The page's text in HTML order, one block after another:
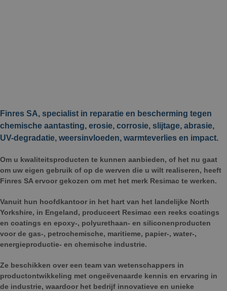
Finres SA, specialist in reparatie en bescherming tegen
chemische aantasting, erosie, corrosie, slijtage, abrasie,
UV-degradatie, weersinvloeden, warmteverlies en impact.
Om u kwaliteitsproducten te kunnen aanbieden, of het nu gaat
om uw eigen gebruik of op de werven die u wilt realiseren, heeft
Finres SA ervoor gekozen om met het merk Resimac te werken.
Vanuit hun hoofdkantoor in het hart van het landelijke North
Yorkshire, in Engeland, produceert Resimac een reeks coatings
en coatings en epoxy-, polyurethaan- en siliconenproducten
voor de gas-, petrochemische, maritieme, papier-, water-,
energieproductie- en chemische industrie.
Ze beschikken over een team van wetenschappers in
productontwikkeling met ongeëvenaarde kennis en ervaring in
de industrie, waardoor het bedrijf innovatieve en unieke